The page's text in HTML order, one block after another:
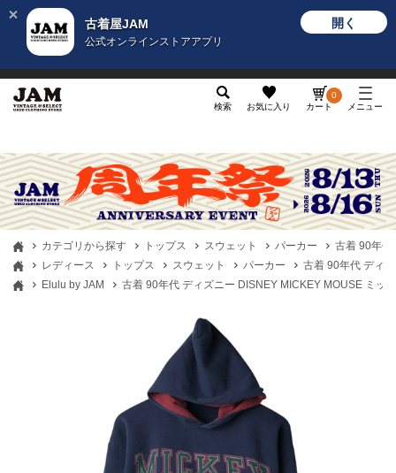
古着屋JAM
公式オンラインストアアプリ
開く
検索 お気に入り カート
0
メニュー
カテゴリから探す トップス スウェット パーカー
古着 90年代
レディース
トップス スウェット パーカー
古着 90年代 ディ
Elulu by JAM
古着 90年代 ディズニー DISNEY MICKEY MOUSE ミ